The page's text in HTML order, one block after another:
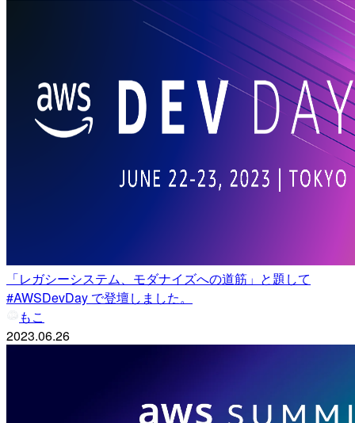
「レガシーシステム、モダナイズへの道筋」と題して
#AWSDevDay で登壇しました。
もこ
2023.06.26